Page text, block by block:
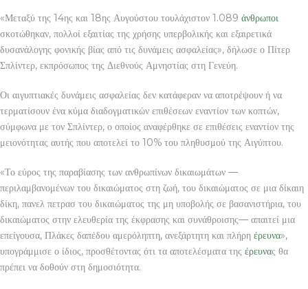
«Μεταξύ της 14ης και 18ης Αυγούστου τουλάχιστον 1.089 άνθρωποι
σκοτώθηκαν, πολλοί εξαιτίας της χρήσης υπερβολικής και εξαιρετικά
δυσανάλογης φονικής βίας από τις δυνάμεις ασφαλείας», δήλωσε ο Πίτερ
Σπλίντερ, εκπρόσωπος της Διεθνούς Αμνηστίας στη Γενεύη.
Οι αιγυπτιακές δυνάμεις ασφαλείας δεν κατάφεραν να αποτρέψουν ή να
τερματίσουν ένα κύμα διαδογματικών επιθέσεων εναντίον των κοπτών,
σύμφωνα με τον Σπλίντερ, ο οποίος αναφέρθηκε σε επιθέσεις εναντίον της
μειονότητας αυτής που αποτελεί το 10% του πληθυσμού της Αιγύπτου.
«Το εύρος της παραβίασης των ανθρωπίνων δικαιωμάτων —
περιλαμβανομένων του δικαιώματος στη ζωή, του δικαιώματος σε μια δίκαιη
δίκη, πανελ πετρασ του δικαιώματος της μη υποβολής σε βασανιστήρια, του
δικαιώματος στην ελευθερία της έκφρασης και συνάθροισης— απαιτεί μια
επείγουσα, Πλάκες δαπέδου αμερόληπτη, ανεξάρτητη και πλήρη έρευνα»,
υπογράμμισε ο ίδιος, προσθέτοντας ότι τα αποτελέσματα της έρευνας θα
πρέπει να δοθούν στη δημοσιότητα.